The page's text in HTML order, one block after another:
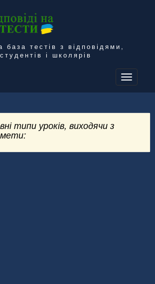
база тестів з відповідями,
і школярів
типи уроків, виходячи з
мети: